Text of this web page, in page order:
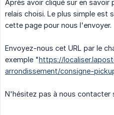
Après avoir cliqué sur en savoir
relais choisi. Le plus simple est
cette page pour nous l'envoyer.
Envoyez-nous cet URL par le
exemple "https://
arrondissement/consigne-
N'hésitez pas à nous contacter